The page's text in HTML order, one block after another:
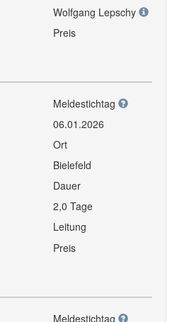
Wolfgang Lepschy
Preis
Meldestichtag
06.01.2026
Ort
Bielefeld
Dauer
2,0 Tage
Leitung
Preis
Meldestichtag